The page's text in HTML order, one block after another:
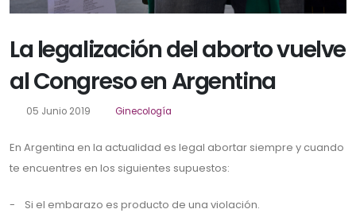
La legalización del aborto vuelve
al Congreso en Argentina
05 Junio 2019 Ginecología
En Argentina en la actualidad es legal abortar siempre y cuando
te encuentres en los siguientes supuestos:
- Si el embarazo es producto de una violación.